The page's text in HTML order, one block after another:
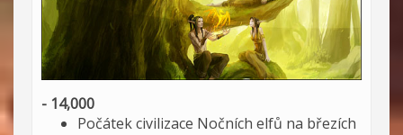
- 14,000
Počátek civilizace Nočních elfů na březích